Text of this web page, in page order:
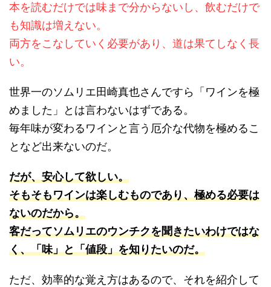
本を読むだけでは味まで分からないし、飲むだけで
も知識は増えない。
両方をこなしていく必要があり、道は果てしなく長
い。
世界一のソムリエ田崎真也さんですら「ワインを極
めました」とは言わないはずである。
毎年味が変わるワインと言う厄介な代物を極めるこ
となど出来ないのだ。
だが、安心して欲しい。
そもそもワインは楽しむものであり、極める必要は
ないのだから。
客だってソムリエのウンチクを聞きたいわけではな
く、「味」と「値段」を知りたいのだ。
ただ、効率的な覚え方はあるので、それを紹介して